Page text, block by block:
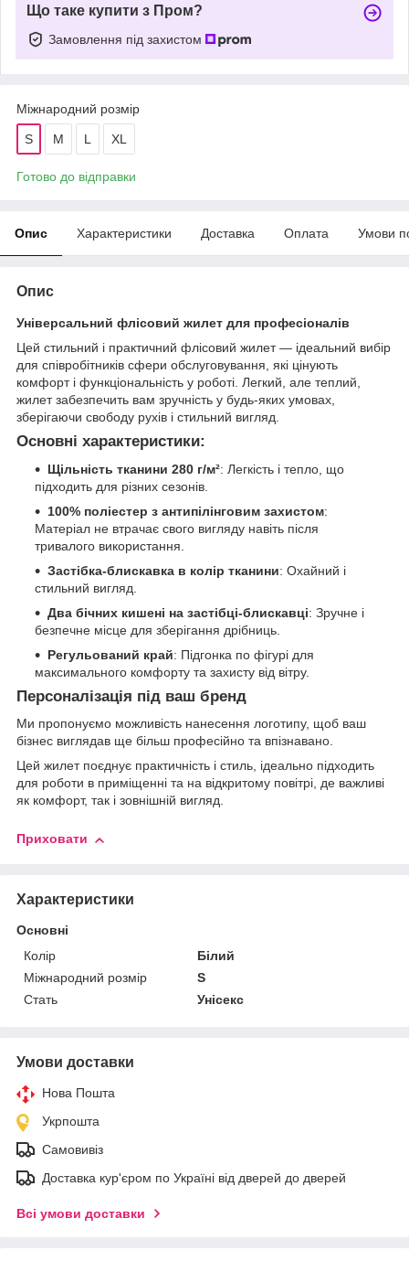
Що таке купити з Пром?
Замовлення під захистом
Міжнародний розмір
S M L XL
Готово до відправки
Опис Характеристики Доставка Оплата Умови
Опис
Універсальний флісовий жилет для професіоналів
Цей стильний і практичний флісовий жилет — ідеальний вибір
для співробітників сфери обслуговування, які цінують
комфорт і функціональність у роботі. Легкий, але теплий,
жилет забезпечить вам зручність у будь-яких умовах,
зберігаючи свободу рухів і стильний вигляд.
Основні характеристики:
Щільність тканини 280 г/м²: Легкість і тепло, що
підходить для різних сезонів.
100% поліестер з антипілінговим захистом:
Матеріал не втрачає свого вигляду навіть після
тривалого використання.
Застібка-блискавка в колір тканини: Охайний і
стильний вигляд.
Два бічних кишені на застібці-блискавці: Зручне і
безпечне місце для зберігання дрібниць.
Регульований край: Підгонка по фігурі для
максимального комфорту та захисту від вітру.
Персоналізація під ваш бренд
Ми пропонуємо можливість нанесення логотипу, щоб ваш
бізнес виглядав ще більш професійно та впізнавано.
Цей жилет поєднує практичність і стиль, ідеально підходить
для роботи в приміщенні та на відкритому повітрі, де важливі
як комфорт, так і зовнішній вигляд.
Приховати
Характеристики
Основні
Колір
Білий
Міжнародний розмір
S
Стать
Унісекс
Умови доставки
Нова Пошта
Укрпошта
Самовивіз
Доставка кур'єром по Україні від дверей до дверей
Всі умови доставки